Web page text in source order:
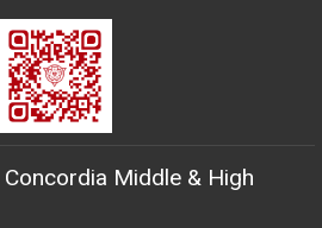
Concordia Middle & High